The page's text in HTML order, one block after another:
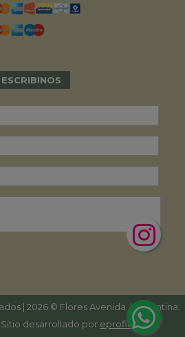
ESCRIBINOS
| 2026 © Flores Avenida. | Argentina.
Sitio desarrollado por eproficio